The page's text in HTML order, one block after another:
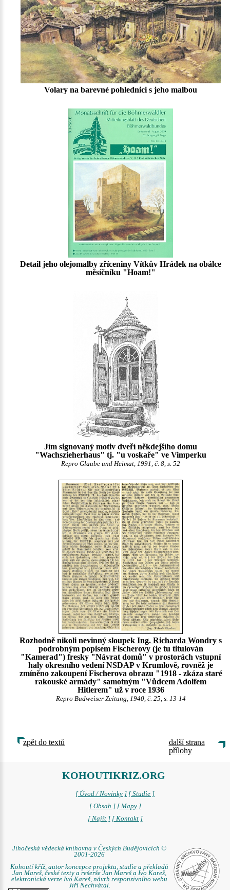
Volary na barevné pohlednici s jeho malbou
Detail jeho olejomalby zříceniny Vítkův Hrádek na obálce
měsíčníku "Hoam!"
Jím signovaný motiv dveří někdejšího domu
"Wachszieherhaus" tj. "u voskaře" ve Vimperku
Repro Glaube und Heimat, 1991, č. 8, s. 52
Rozhodně nikoli nevinný sloupek Ing. Richarda Wondry s
podrobným popisem Fischerovy (je tu titulován
"Kamerad") fresky "Návrat domů" v prostorách vstupní
haly okresního vedení NSDAP v Krumlově, rovněž je
zmíněno zakoupení Fischerova obrazu "1918 - zkáza staré
rakouské armády" samotným "Vůdcem Adolfem
Hitlerem" už v roce 1936
Repro Budweiser Zeitung, 1940, č. 25, s. 13-14
zpět do textů
další strana
přílohy
KOHOUTIKRIZ.ORG
[ Úvod / Novinky ] [ Studie ]
[ Obsah ] [ Mapy ]
[ Najít ] [ Kontakt ]
Jihočeská vědecká knihovna v Českých Budějovicích ©
2001-2026
Kohoutí kříž, autor koncepce projektu, studie a překladů
Jan Mareš, české texty a rešerše Jan Mareš a Ivo Kareš,
elektronická verze Ivo Kareš, návrh responzivního webu
Jiří Nechvátal.